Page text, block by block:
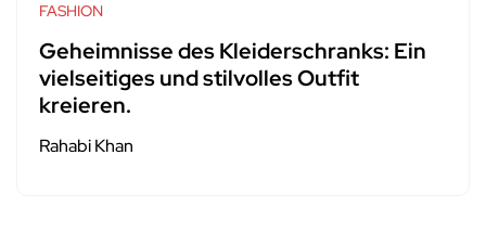
FASHION
Geheimnisse des Kleiderschranks: Ein
vielseitiges und stilvolles Outfit
kreieren.
Rahabi Khan